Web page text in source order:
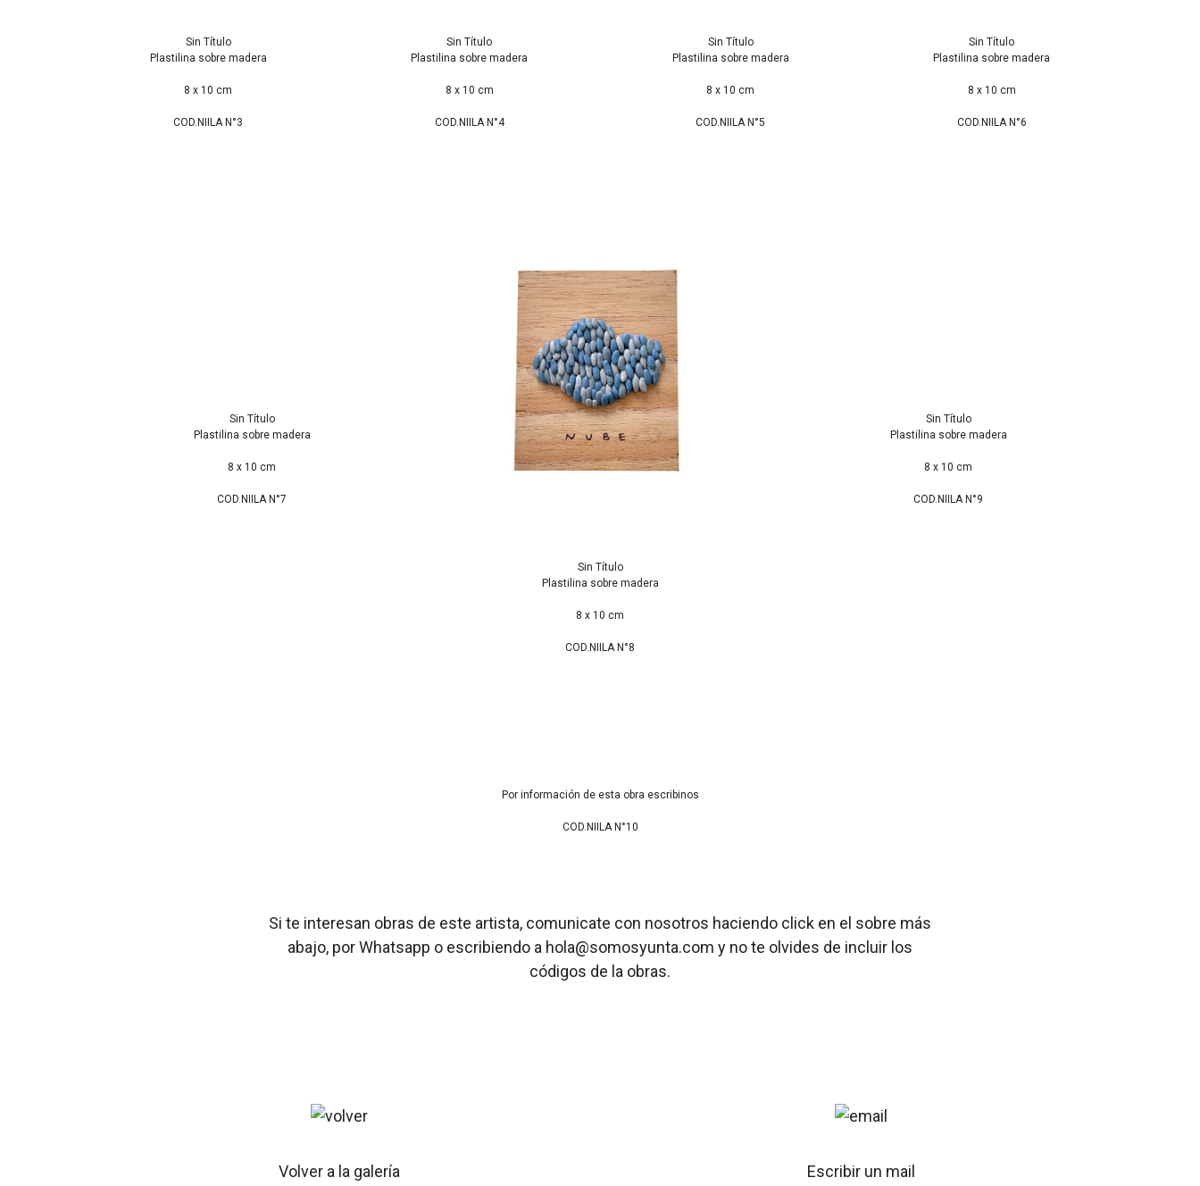
Sin Título
Plastilina sobre madera
8 x 10 cm
COD.NIILA N°3
Sin Título
Plastilina sobre madera
8 x 10 cm
COD.NIILA N°4
Sin Título
Plastilina sobre madera
8 x 10 cm
COD.NIILA N°5
Sin Título
Plastilina sobre madera
8 x 10 cm
COD.NIILA N°6
Sin Título
Plastilina sobre madera
8 x 10 cm
COD.NIILA N°7
Sin Título
Plastilina sobre madera
8 x 10 cm
COD.NIILA N°8
Sin Título
Plastilina sobre madera
8 x 10 cm
COD.NIILA N°9
Por información de esta obra escribinos
COD.NIILA N°10
Si te interesan obras de este artista, comunicate con nosotros haciendo click en el sobre más
abajo, por Whatsapp o escribiendo a hola@somosyunta.com y no te olvides de incluir los
códigos de la obras.
Volver a la galería Escribir un mail